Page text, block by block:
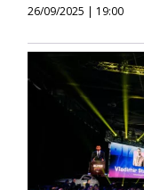
26/09/2025 | 19:00